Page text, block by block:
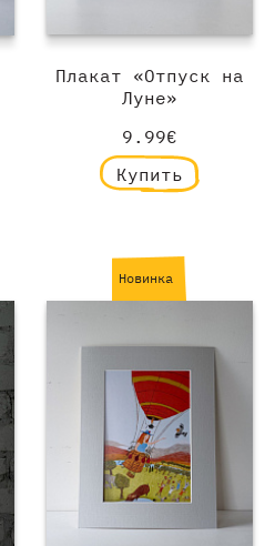
Плакат «Отпуск на
Луне»
9.99€
Купить
Новинка